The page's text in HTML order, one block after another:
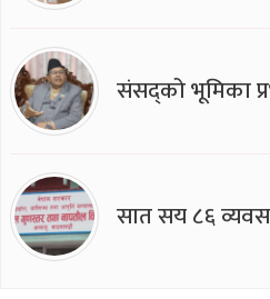
संसद्को भूमिका
सात सय ८६